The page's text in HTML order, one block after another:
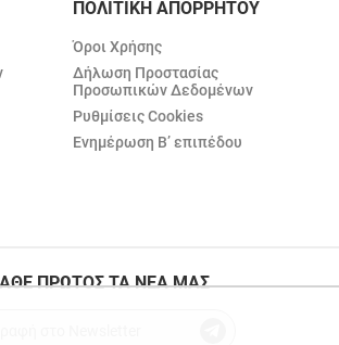
ΠΟΛΙΤΙΚΗ ΑΠΟΡΡΗΤΟΥ
Όροι Χρήσης
Δήλωση Προστασίας
Προσωπικών Δεδομένων
Ρυθμίσεις Cookies
Ενημέρωση Β’ επιπέδου
ΠΡΩΤΟΣ ΤΑ ΝΕΑ ΜΑΣ